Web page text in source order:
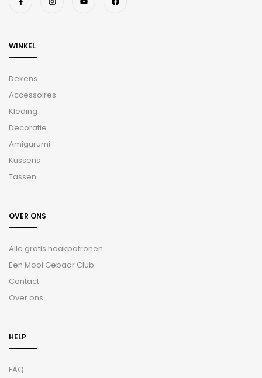
WINKEL
Dekens
Accessoires
Kleding
Decoratie
Amigurumi
Kussens
Tassen
OVER ONS
Alle gratis haakpatronen
Een Mooi Gebaar Club
Contact
Over ons
HELP
FAQ